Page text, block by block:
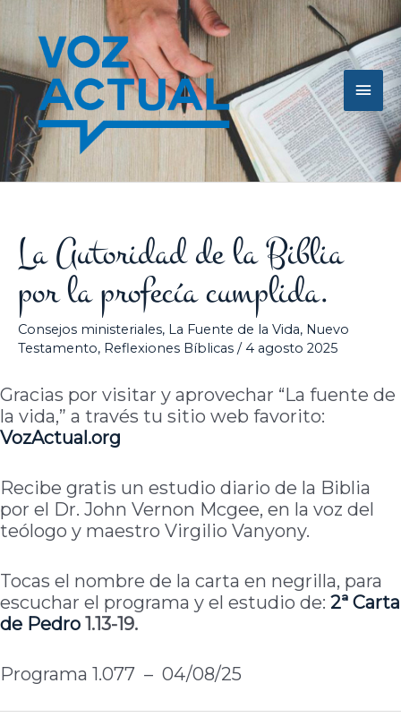
contenido
La Autoridad de la Biblia
por la profecía cumplida.
Consejos ministeriales, La Fuente de la Vida, Nuevo
Testamento, Reflexiones Bíblicas / 4 agosto 2025
Gracias por visitar y aprovechar “La fuente de
la vida,” a través tu sitio web favorito:
VozActual.org
Recibe gratis un estudio diario de la Biblia
por el Dr. John Vernon Mcgee, en la voz del
teólogo y maestro Virgilio Vanyony.
Tocas el nombre de la carta en negrilla, para
escuchar el programa y el estudio de: 2ª Carta
de Pedro 1.13-19.
Programa 1.077 – 04/08/25